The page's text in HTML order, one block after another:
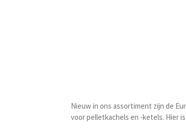
Nieuw in ons assortiment zijn de
voor pelletkachels en -ketels. Hier